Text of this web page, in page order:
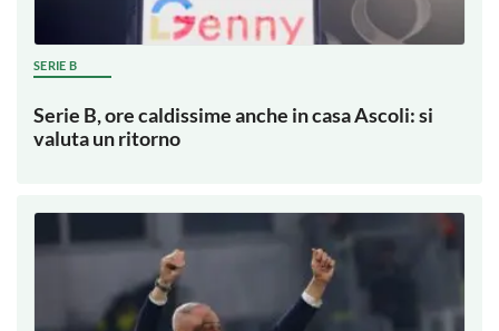
SERIE B
Serie B, ore caldissime anche in casa Ascoli: si
valuta un ritorno